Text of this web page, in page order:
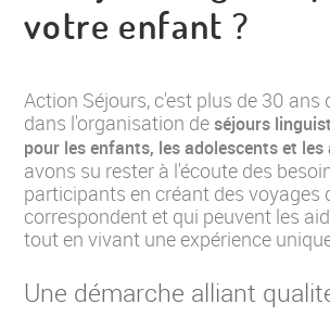
votre enfant ?
Action Séjours, c'est plus de 30 ans
dans l'organisation deséjours
pour les enfants, les adolescents et les
avons su rester à l'écoute des
participants en créant des voyages
correspondent et qui peuvent les
tout en vivant une expérience
Une démarche alliant